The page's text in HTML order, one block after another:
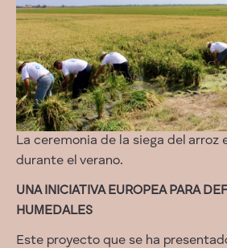
La ceremonia de la siega del arroz
durante el verano.
UNA INICIATIVA EUROPEA PARA
HUMEDALES
Este proyecto que se ha